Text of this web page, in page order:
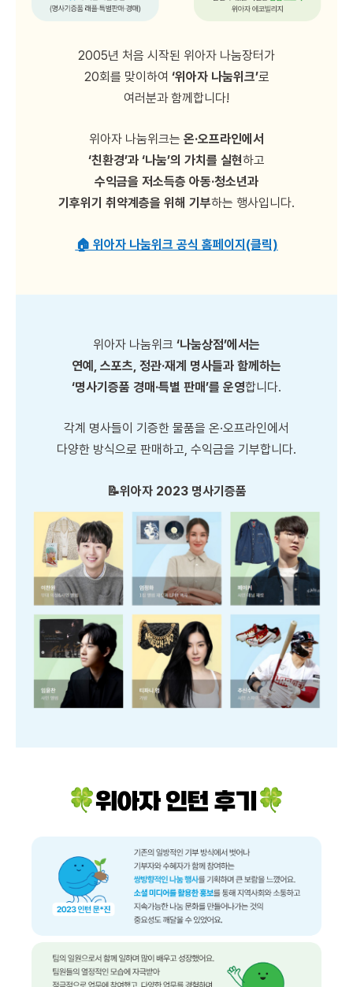
2005년 처음 시작된 위아자 나눔장터가
20회를 맞이하여 ‘위아자 나눔위크’로
여러분과 함께합니다!
위아자 나눔위크는 온·오프라인에서
‘친환경’과 ‘나눔’의 가치를 실현하고
수익금을 저소득층 아동·청소년과
기후위기 취약계층을 위해 기부하는 행사입니다.
🏠 위아자 나눔위크 공식 홈페이지(클릭)
위아자 나눔위크 ‘나눔상점’에서는
연예, 스포츠, 정관·재계 명사들과 함께하는
‘명사기증품 경매·특별 판매’를 운영합니다.
각계 명사들이 기증한 물품을 온·오프라인에서
다양한 방식으로 판매하고, 수익금을 기부합니다.
📝위아자 2023 명사기증품